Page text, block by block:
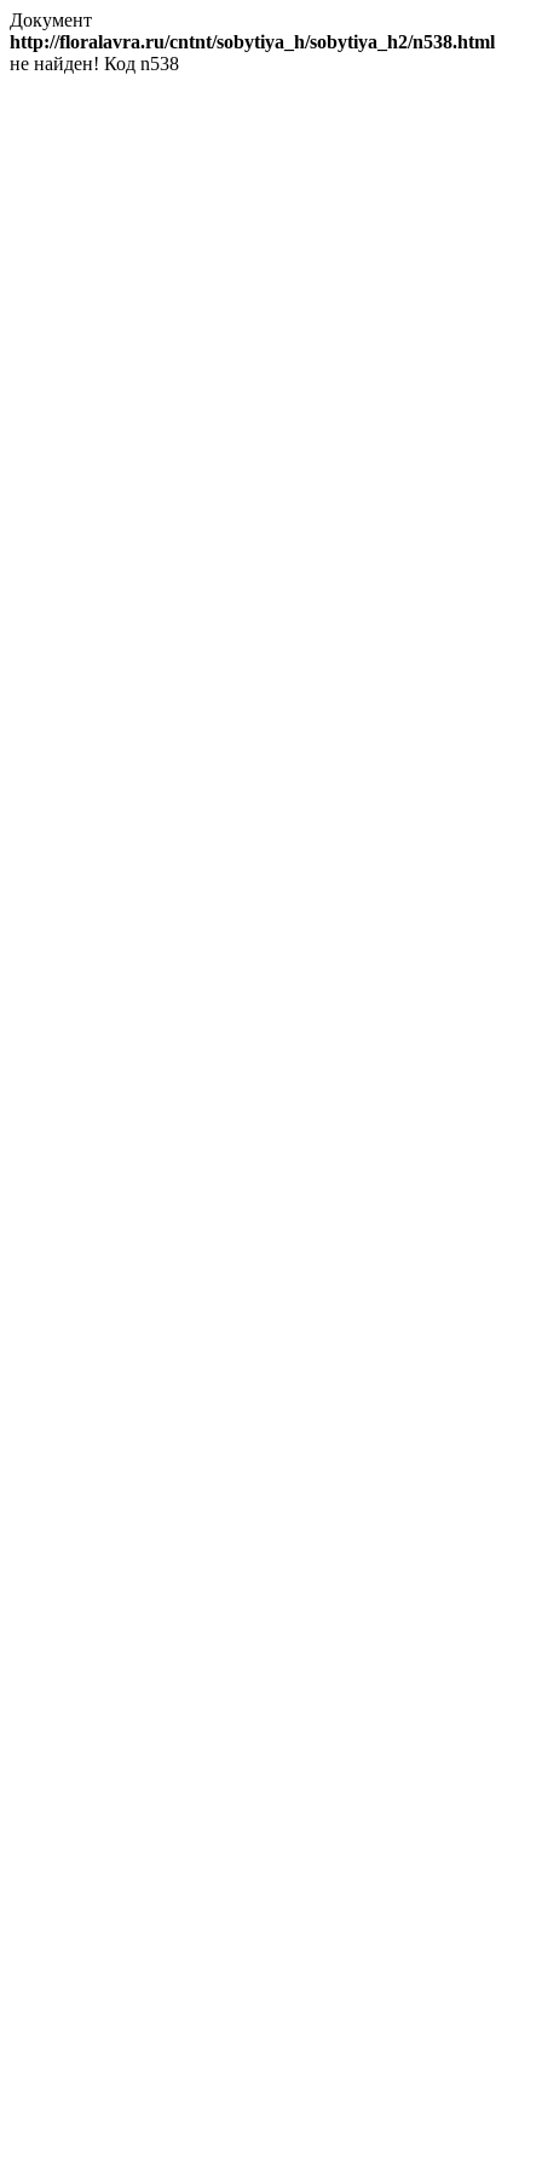
Документ
http://floralavra.ru/cntnt/sobytiya_h/sobytiya_h2/n538.html
не найден! Код n538